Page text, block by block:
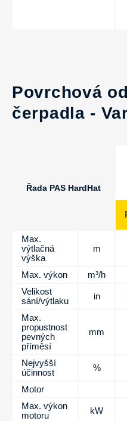
Povrchová
čerpadla -
Řada PAS HardHat
Max.
výtlačná
výška
m
Max. výkon m³/h
Velikost
sání/výtlaku
in
Max.
propustnost
pevných
příměsí
mm
Nejvyšší
účinnost
%
Motor
Max. výkon
motoru
kW